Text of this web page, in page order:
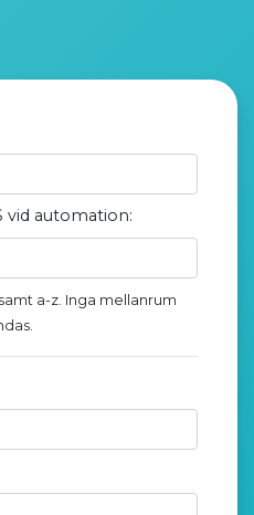
vid automation:
a-z. Inga mellanrum